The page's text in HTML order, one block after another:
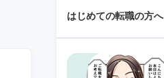
はじめての転職の方へ